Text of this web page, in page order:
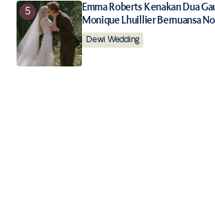
Emma Roberts Kenakan Dua
Monique Lhuillier Bernuansa
Dewi Wedding